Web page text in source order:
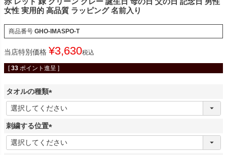
女性 実用的 高品質 ラッピング 名前入り
商品番号 GHO-IMASPO-T
当店特別価格 ¥3,630税込
[ 33 ポイント進呈 ]
タオルの種類
(
必
須
)
刺繍する位置
(
必